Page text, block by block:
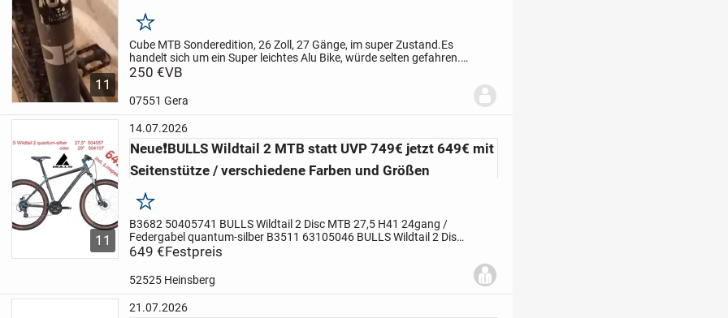
11
Merken
Cube MTB Sonderedition, 26 Zoll, 27 Gänge, im super Zustand.Es
handelt sich um ein Super leichtes Alu Bike, würde selten gefahren.
Komplett gepflegt und fast komplett Kratzerfrei.
250 €VB
07551 Gera
11
14.07.2026
Neue❗BULLS Wildtail 2 MTB statt UVP 749€ jetzt 649€ mit
Seitenstütze / verschiedene Farben und Größen
Merken
B3682 50405741 BULLS Wildtail 2 Disc MTB 27,5 H41 24gang /
Federgabel quantum-silber B3511 63105046 BULLS Wildtail 2 Disc
MTB 27,5 H46 24gang / Federgabel schwarz matt B3512
63105046 BULLS Wildtail 2...
649 €Festpreis
52525 Heinsberg
21.07.2026